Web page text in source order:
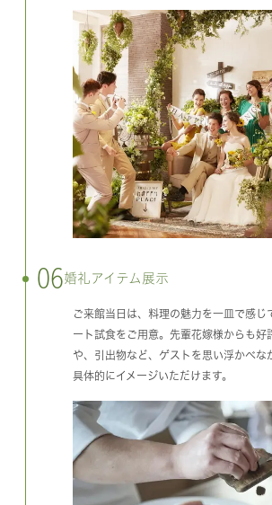
06婚礼アイテム展示
ご来館当日は、料理の魅力を一皿で感じ
ート試食をご用意。先輩花嫁様からも好
や、引出物など、ゲストを思い浮かべな
具体的にイメージいただけます。